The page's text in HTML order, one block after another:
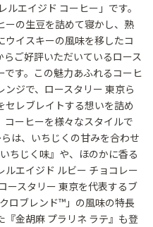
エイジド コーヒー」です。
ーの生豆を詰めて寝かし、熟
イスキーの風味を移したコ
ご好評いただいているロース
す。この魅力あふれるコーヒ
ジで、ロースタリー 東京ら
セレブレイトする想いを詰め
ーヒーを様々なスタイルで
は、いちじくの甘みを合わせ
ちじく味』や、ほのかに香る
エイジド ルビー チョコレー
ースタリー 東京を代表するブ
ロブレンド™」の風味の特長
『金胡麻 プラリネ ラテ』も登